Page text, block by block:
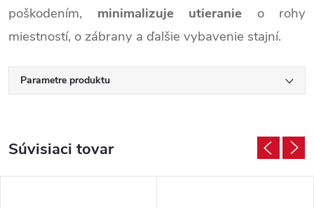
poškodením, minimalizuje utieranie o rohy
miestností, o zábrany a ďalšie vybavenie stajní.
Parametre produktu
Súvisiaci tovar